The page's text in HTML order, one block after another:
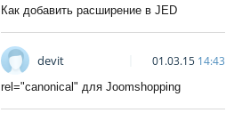
Как добавить расширение в JED
devit 01.03.15 14:43
rel="canonical" для Joomshopping